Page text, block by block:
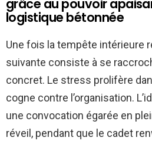
grâce au pouvoir
logistique bétonnée
Une fois la tempête intérieure
suivante consiste à se
concret. Le stress prolifère
cogne contre l’organisation.
une convocation égarée en
réveil, pendant que le cadet